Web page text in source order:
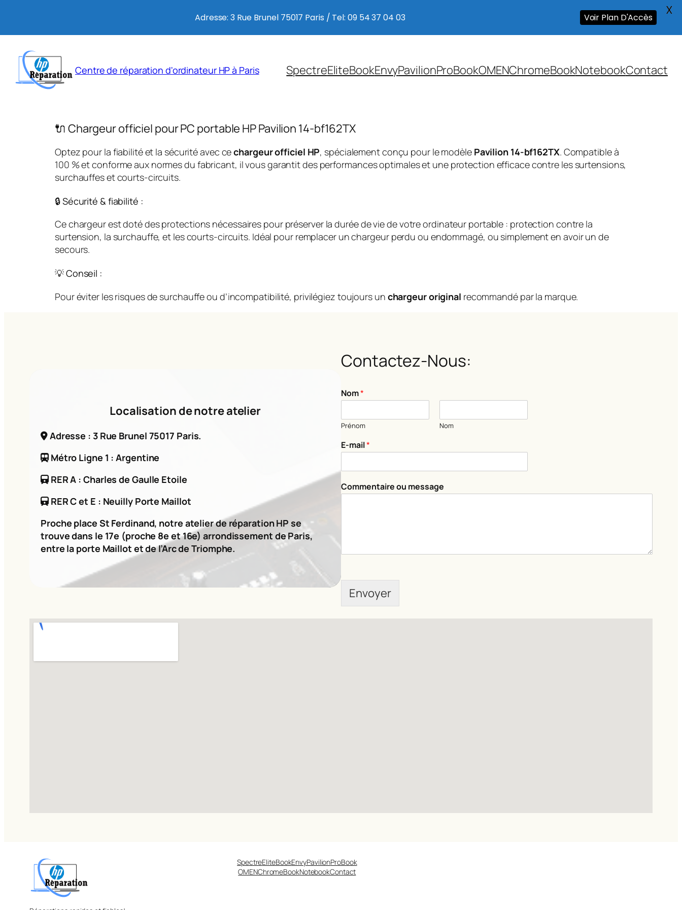
contenu
Centre de réparation d'ordinateur HP à Paris SpectreEliteBookEnvyPavilionProBookOMENChromeBookNotebookContact
🔌 Chargeur officiel pour PC portable HP Pavilion 14-bf162TX
Optez pour la fiabilité et la sécurité avec cechargeur officiel HP, spécialement conçu pour le modèle Pavilion 14-bf162TX. Compatible à
100 % et conforme aux normes du fabricant, il vous garantit des performances optimales et une protection efficace contre les surtensions,
surchauffes et courts-circuits.
🔒 Sécurité & fiabilité :
Ce chargeur est doté des protections nécessaires pour préserver la durée de vie de votre ordinateur portable : protection contre la
surtension, la surchauffe, et les courts-circuits. Idéal pour remplacer un chargeur perdu ou endommagé, ou simplement en avoir un de
secours.
💡 Conseil :
Pour éviter les risques de surchauffe ou d’incompatibilité, privilégiez toujours un chargeur original recommandé par la marque.
Localisation de notre atelier
Adresse : 3 Rue Brunel 75017 Paris.
Métro Ligne 1 : Argentine
RER A : Charles de Gaulle Etoile
RER C et E : Neuilly Porte Maillot
Proche place St Ferdinand, notre atelier de réparation HP se
trouve dans le 17e (proche 8e et 16e) arrondissement de Paris,
entre la porte Maillot et de l’Arc de Triomphe.
Contactez-Nous:
*
E
m
a
i
l
Nom*
Prénom Nom
E-mail*
Commentaire ou message
Envoyer
SpectreEliteBookEnvyPavilionProBook
OMENChromeBookNotebookContact
Adresse: 3 Rue Brunel 75017 Paris / Tel: 09 54 37 04 03 Voir Plan D'Accès X